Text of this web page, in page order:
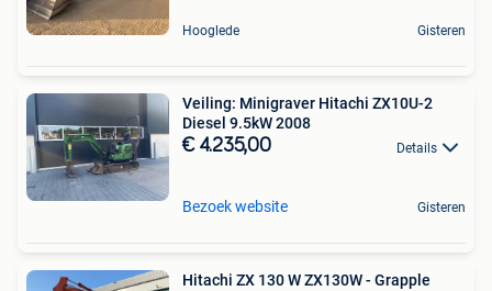
Hooglede Gisteren
Veiling: Minigraver Hitachi ZX10U-2
Diesel 9.5kW 2008
€ 4.235,00 Details
Bezoek website Gisteren
Hitachi ZX 130 W ZX130W - Grapple